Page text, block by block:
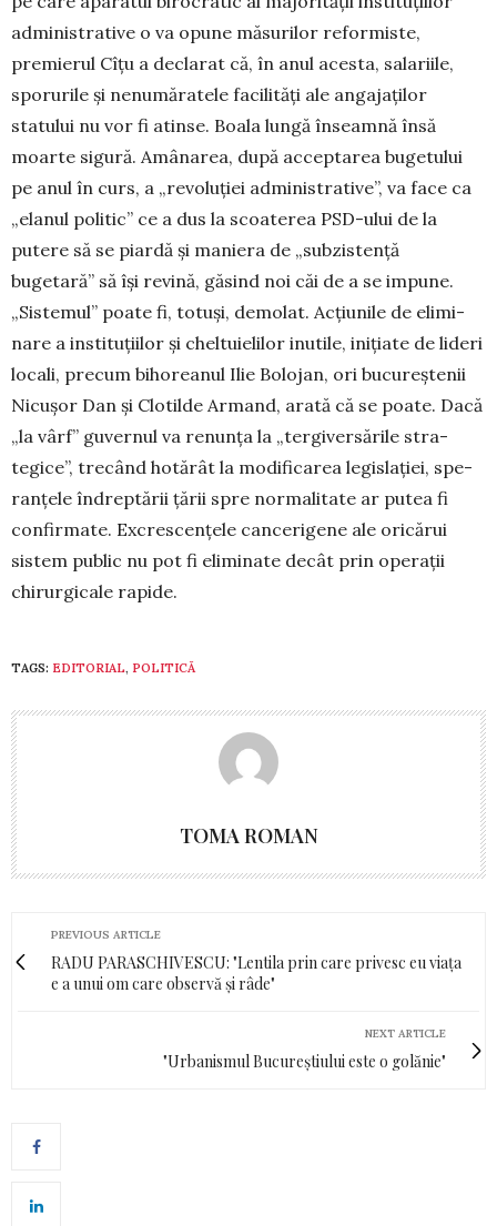
adminis­trative o va opune măsurilor reformiste,
premierul Cîțu a de­cla­rat că, în anul acesta, salariile,
sporurile și nenu­măratele fa­cilități ale angajaților
statului nu vor fi atinse. Boala lungă înseamnă însă
moarte sigură. Amânarea, după acceptarea bugetului
pe anul în curs, a „revoluției ad­mi­nis­trative”, va face ca
„elanul politic” ce a dus la scoa­terea PSD-ului de la
putere să se piardă și maniera de „sub­zistență
bugetară” să își revină, găsind noi căi de a se im­pu­ne.
„Sistemul” poate fi, totuși, demolat. Acțiunile de eli­mi­
nare a instituțiilor și cheltuielilor inutile, inițiate de li­deri
locali, precum bihoreanul Ilie Bolojan, ori bucu­reș­­te­nii
Nicușor Dan și Clotilde Armand, arată că se poa­te. Dacă
„la vârf” guvernul va renunța la „tergi­ver­să­rile stra­­
tegice”, trecând hotărât la modificarea legis­lației, spe­
ran­țele îndreptării țării spre normalitate ar pu­tea fi
con­fir­mate. Excrescențele cancerigene ale oricărui
sistem pu­blic nu pot fi eliminate decât prin operații
chirurgicale rapide.
TAGS: EDITORIAL, POLITICĂ
TOMA ROMAN
PREVIOUS ARTICLE
RADU PARASCHIVESCU: "Lentila prin care privesc eu viața
e a unui om care observă și râde"
NEXT ARTICLE
"Urbanismul Bucureștiului este o golănie"